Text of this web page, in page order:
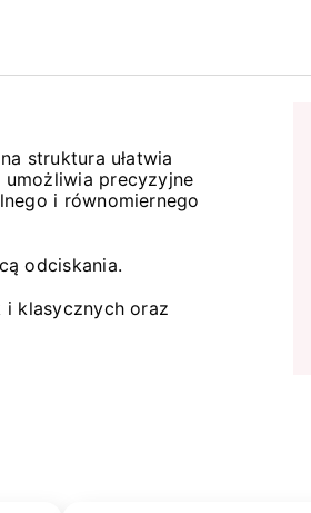
struktura ułatwia
precyzyjne
i równomiernego
odciskania.
klasycznych oraz